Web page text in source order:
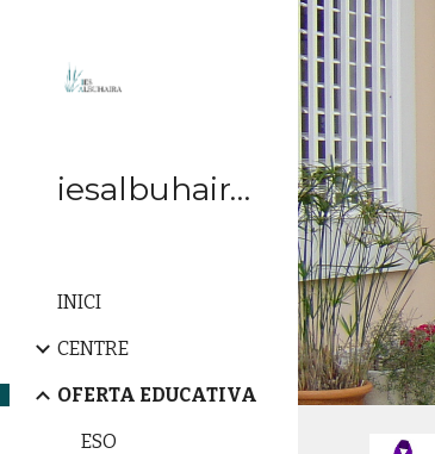
iesalbuhaira.cat
INICI
CENTRE
OFERTA EDUCATIVA
ESO